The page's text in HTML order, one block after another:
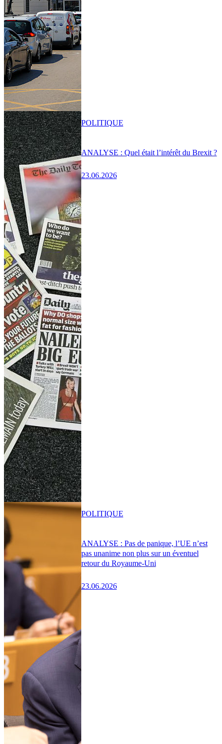
ANALYSE : Quel était l’intérêt du Brexit ?
23.06.2026
POLITIQUE
ANALYSE : Pas de panique, l’UE n’est
pas unanime non plus sur un éventuel
retour du Royaume-Uni
23.06.2026
POLITIQUE